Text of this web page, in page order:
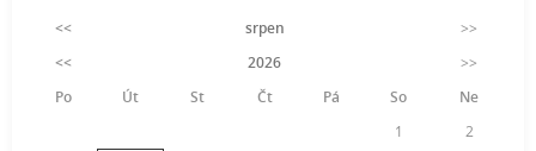
<< srpen
>>
<<
2026
>>
Po
Út St Čt Pá So
Ne
1
2